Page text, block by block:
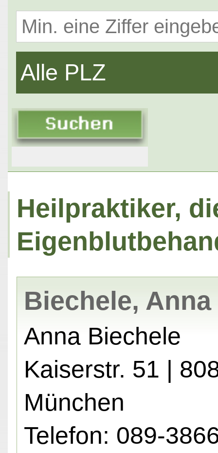
Alle PLZ
Heilpraktiker,
Biechele, Anna
Anna Biechele
Kaiserstr. 51 |
München
Telefon: 089-